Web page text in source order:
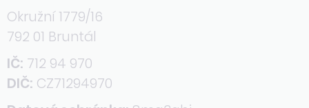
Okružní 1779/16
792 01 Bruntál
IČ: 712 94 970
DIČ: CZ71294970